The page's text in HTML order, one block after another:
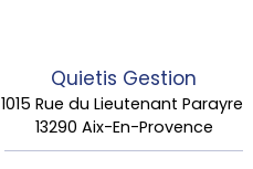
Quietis Gestion
1015 Rue du Lieutenant Parayre
13290 Aix-En-Provence